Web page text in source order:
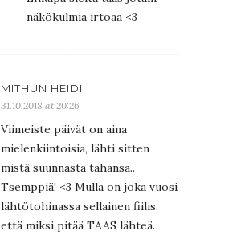
näkökulmia irtoaa <3
MITHUN HEIDI
31.10.2018 at 20:26
Viimeiste päivät on aina
mielenkiintoisia, lähti sitten
mistä suunnasta tahansa..
Tsemppiä! <3 Mulla on joka vuosi
lähtötohinassa sellainen fiilis,
että miksi pitää TAAS lähteä.